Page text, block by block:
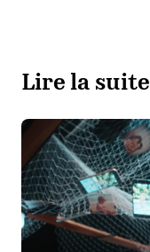
Lire la suite